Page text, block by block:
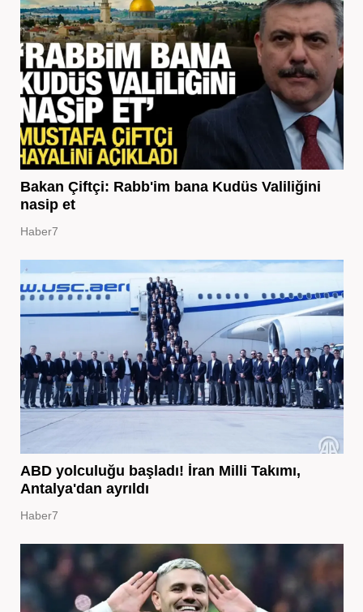
Bakan Çiftçi: Rabb'im bana Kudüs Valiliğini
nasip et
Haber7
ABD yolculuğu başladı! İran Milli Takımı,
Antalya'dan ayrıldı
Haber7